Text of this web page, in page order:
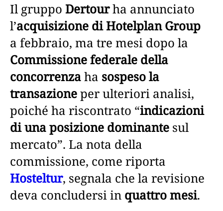
Il gruppo Dertourha annunciato
l’acquisizione di Hotelplan Group
a febbraio, ma tre mesi dopo la
Commissione federale della
concorrenzaha sospeso la
transazioneper ulteriori analisi,
poiché ha riscontrato “indicazioni
di una posizione dominante sul
mercato”. La nota della
commissione, come riporta
Hosteltur, segnala che la revisione
deva concludersi in quattro mesi.